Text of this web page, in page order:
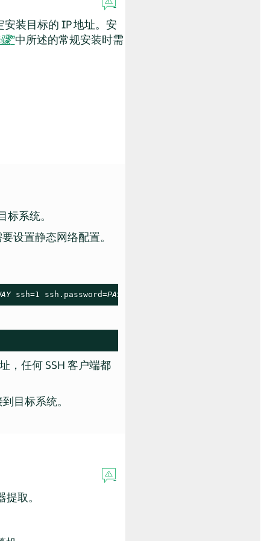
装目标的 IP 地址。安
”中所述的常规安装时需
系统。
设置静态网络配置。
ssh=1 ssh.password=PASSWORD
，任何 SSH 客户端都
目标系统。
取。